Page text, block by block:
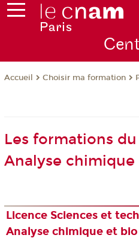
Accueil Choisir ma formation
Les formations
Analyse
Licence Sciences et
Analyse chimique et